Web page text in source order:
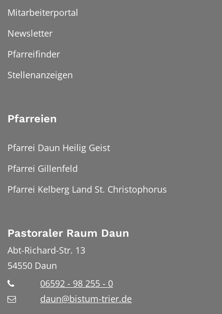
Mitarbeiterportal
Newsletter
Pfarreifinder
Stellenanzeigen
Pfarreien
Pfarrei Daun Heilig Geist
Pfarrei Gillenfeld
Pfarrei Kelberg Land St. Christophorus
Pastoraler Raum Daun
Abt-Richard-Str. 13
54550 Daun
06592 - 98 255 - 0
daun@bistum-trier.de